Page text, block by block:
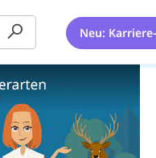
Neu: